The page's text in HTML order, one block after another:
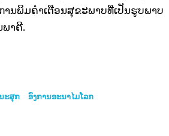
ນພິມຄໍາເຕືອນສຸຂະພາບທີ່ເປັນຮູບພາບ
າຄີ.
ະສຸກ ອົງການອະນາໄມໂລກ